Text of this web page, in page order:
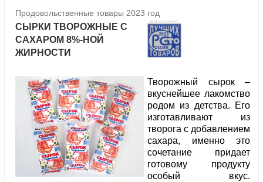
Продовольственные товары 2023 год
СЫРКИ ТВОРОЖНЫЕ С
САХАРОМ 8%-НОЙ
ЖИРНОСТИ
Творожный сырок –
вкуснейшее лакомство
родом из детства. Его
изготавливают из
творога с добавлением
сахара, именно это
сочетание придает
готовому продукту
особый вкус.